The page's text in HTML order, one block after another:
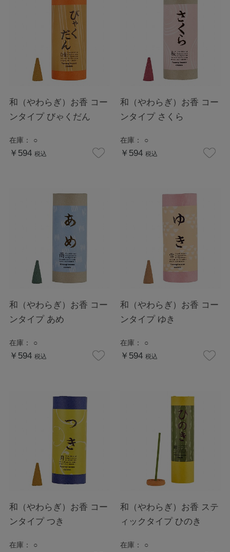
和（やわらぎ）お香 コー
ンタイプ びゃくだん
在庫： ○
￥594 税込
和（やわらぎ）お香 コー
ンタイプ さくら
在庫： ○
￥594 税込
和（やわらぎ）お香 コー
ンタイプ あめ
在庫： ○
￥594 税込
和（やわらぎ）お香 コー
ンタイプ ゆき
在庫： ○
￥594 税込
和（やわらぎ）お香 コー
ンタイプ つき
在庫： ○
和（やわらぎ）お香 ステ
ィックタイプ ひのき
在庫： ○